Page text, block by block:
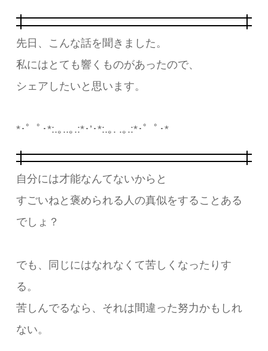
先日、こんな話を聞きました。
私にはとても響くものがあったので、
シェアしたいと思います。
*･゜ﾟ･*:.｡..｡.:*･’･*:.｡. .｡.:*･゜ﾟ･*
自分には才能なんてないからと
すごいねと褒められる人の真似をすることある
でしょ？
でも、同じにはなれなくて苦しくなったりす
る。
苦しんでるなら、それは間違った努力かもしれ
ない。